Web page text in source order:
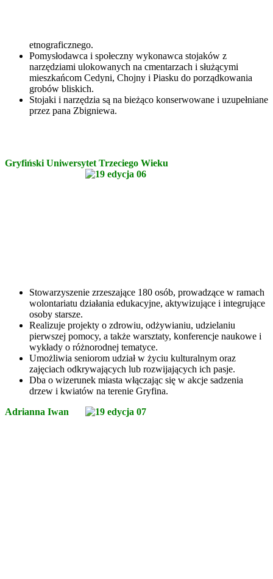
etnograficznego.
Pomysłodawca i społeczny wykonawca stojaków z
narzędziami ulokowanych na cmentarzach i służącymi
mieszkańcom Cedyni, Chojny i Piasku do porządkowania
grobów bliskich.
Stojaki i narzędzia są na bieżąco konserwowane i uzupełniane
przez pana Zbigniewa.
Gryfiński Uniwersytet Trzeciego Wieku
Stowarzyszenie zrzeszające 180 osób, prowadzące w ramach
wolontariatu działania edukacyjne, aktywizujące i integrujące
osoby starsze.
Realizuje projekty o zdrowiu, odżywianiu, udzielaniu
pierwszej pomocy, a także warsztaty, konferencje naukowe i
wykłady o różnorodnej tematyce.
Umożliwia seniorom udział w życiu kulturalnym oraz
zajęciach odkrywających lub rozwijających ich pasje.
Dba o wizerunek miasta włączając się w akcje sadzenia
drzew i kwiatów na terenie Gryfina.
Adrianna Iwan